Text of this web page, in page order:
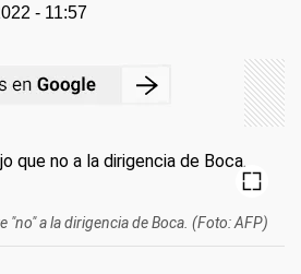
- 11:57
"no" a la dirigencia de Boca. (Foto: AFP)